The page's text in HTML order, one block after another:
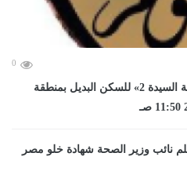
0
رئيس الوزراء يتفقد مشروع «روضة السيدة 2» للسكن البديل بمنطقة